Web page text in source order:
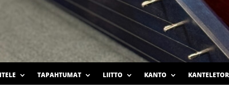
TAPAHTUMAT LIITTO KANTO